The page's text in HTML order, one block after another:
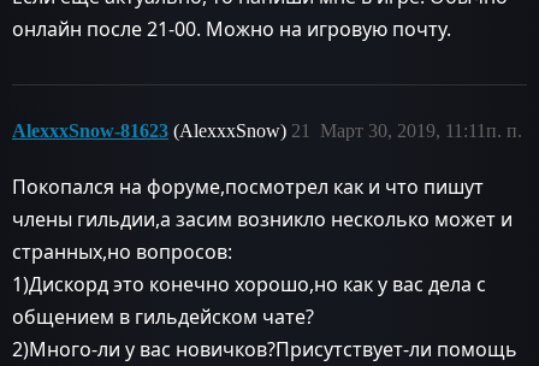
онлайн после 21-00. Можно на игровую почту.
AlexxxSnow-81623 (AlexxxSnow) Март 30, 2019, 11:11п. п.
21
Покопался на форуме,посмотрел как и что пишут
члены гильдии,а засим возникло несколько может и
странных,но вопросов:
1)Дискорд это конечно хорошо,но как у вас дела с
общением в гильдейском чате?
2)Много-ли у вас новичков?Присутствует-ли помощь